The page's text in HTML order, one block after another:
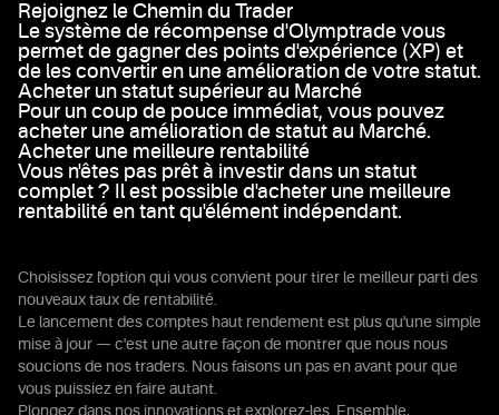
Rejoignez le Chemin du Trader
Le système de récompense d'Olymptrade vous
permet de gagner des points d'expérience (XP) et
de les convertir en une amélioration de votre statut.
Acheter un statut supérieur au Marché
Pour un coup de pouce immédiat, vous pouvez
acheter une amélioration de statut au Marché.
Acheter une meilleure rentabilité
Vous n'êtes pas prêt à investir dans un statut
complet ? Il est possible d'acheter une meilleure
rentabilité en tant qu'élément indépendant.
Choisissez l'option qui vous convient pour tirer le meilleur parti des
nouveaux taux de rentabilité.
Le lancement des comptes haut rendement est plus qu'une simple
mise à jour — c'est une autre façon de montrer que nous nous
soucions de nos traders. Nous faisons un pas en avant pour que
vous puissiez en faire autant.
Plongez dans nos innovations et explorez-les. Ensemble,